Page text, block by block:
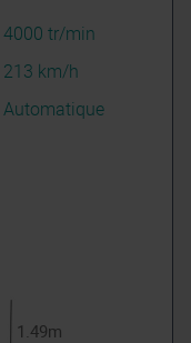
4000 tr/min
213 km/h
Automatique
1.49m